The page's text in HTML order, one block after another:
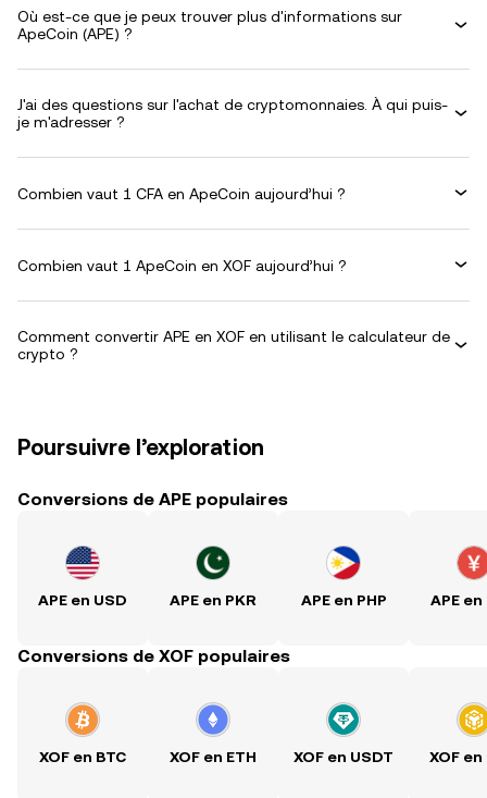
Où est-ce que je peux trouver plus d'informations sur
ApeCoin (APE) ?
J'ai des questions sur l'achat de cryptomonnaies. À qui puis-
je m'adresser ?
Combien vaut 1 CFA en ApeCoin aujourd’hui ?
Combien vaut 1 ApeCoin en XOF aujourd’hui ?
Comment convertir APE en XOF en utilisant le calculateur de
crypto ?
Poursuivre l’exploration
Conversions de APE populaires
APE en USD APE en PKR APE en PHP APE en
Conversions de XOF populaires
XOF en BTC XOF en ETH XOF en USDT XOF en